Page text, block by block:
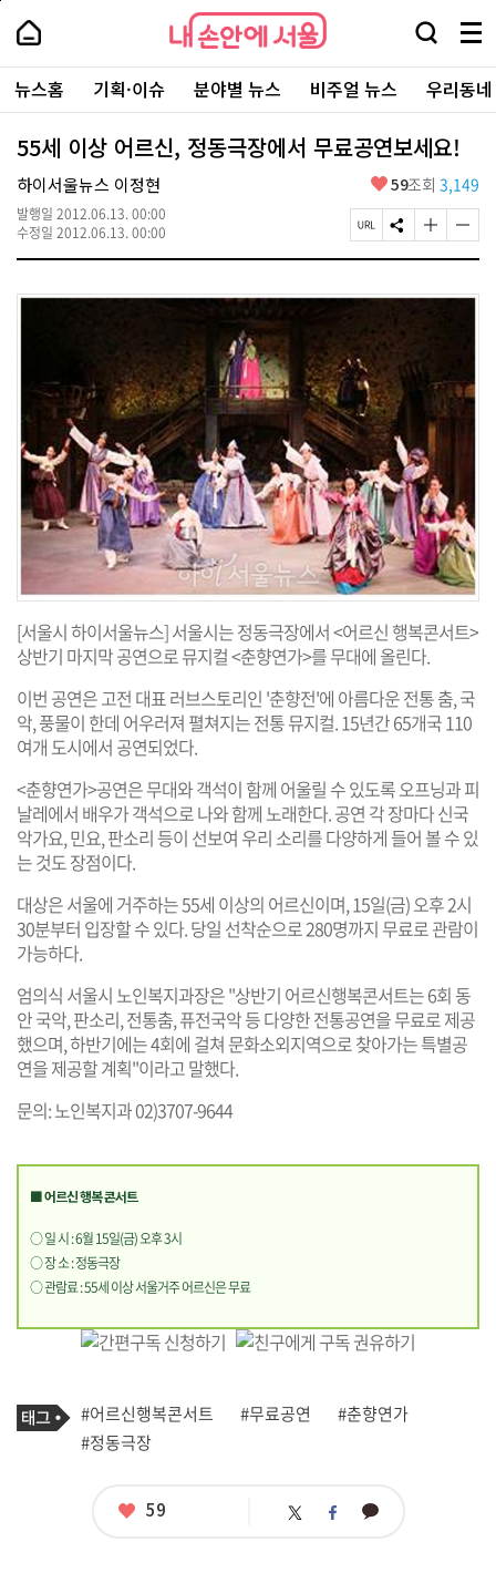
본
로
가
내
손
안
에
서
울
-
서
울
시
대
표
소
포
내
손
에
울
검
창
열
기
메
뉴
전
체
보
주
요
서
뉴스홈 기획·이슈 분야별 뉴스 비주얼 뉴스 우리동
55세 이상 어르신, 정동극장에서 무료공연보세요!
하이서울뉴스 이정현
발행일 2012.06.13. 00:00
수정일 2012.06.13. 00:00
좋
요
59조회 3,149
페
이
U
R
L
복
사
S
N
공
유
하
글
자
기
크
하
기
글
자
기
작
하
기
[서울시 하이서울뉴스] 서울시는 정동극장에서 <어르신 행복콘서트>
상반기 마지막 공연으로 뮤지컬 <춘향연가>를 무대에 올린다.
이번 공연은 고전 대표 러브스토리인 '춘향전'에 아름다운 전통 춤, 국
악, 풍물이 한데 어우러져 펼쳐지는 전통 뮤지컬. 15년간 65개국 110
여개 도시에서 공연되었다.
<춘향연가>공연은 무대와 객석이 함께 어울릴 수 있도록 오프닝과 피
날레에서 배우가 객석으로 나와 함께 노래한다. 공연 각 장마다 신국
악가요, 민요, 판소리 등이 선보여 우리 소리를 다양하게 들어 볼 수 있
는 것도 장점이다.
대상은 서울에 거주하는 55세 이상의 어르신이며, 15일(금) 오후 2시
30분부터 입장할 수 있다. 당일 선착순으로 280명까지 무료로 관람이
가능하다.
엄의식 서울시 노인복지과장은 "상반기 어르신행복콘서트는 6회 동
안 국악, 판소리, 전통춤, 퓨전국악 등 다양한 전통공연을 무료로 제공
했으며, 하반기에는 4회에 걸쳐 문화소외지역으로 찾아가는 특별공
연을 제공할 계획"이라고 말했다.
문의: 노인복지과 02)3707-9644
■ 어르신 행복 콘서트
○ 일 시 : 6월 15일(금) 오후 3시
○ 장 소 : 정동극장
○ 관람료 : 55세 이상 서울거주 어르신은 무료
기
사
관
련
태
그
#어르신행복콘서트 #무료공연
#춘향연가
#정동극장
좋
59 트 페 카
페
상
단
로